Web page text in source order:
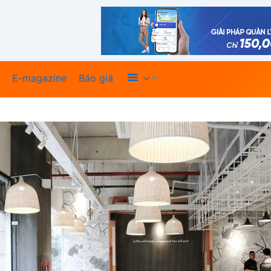
E-magazine Báo giá Xem thêm